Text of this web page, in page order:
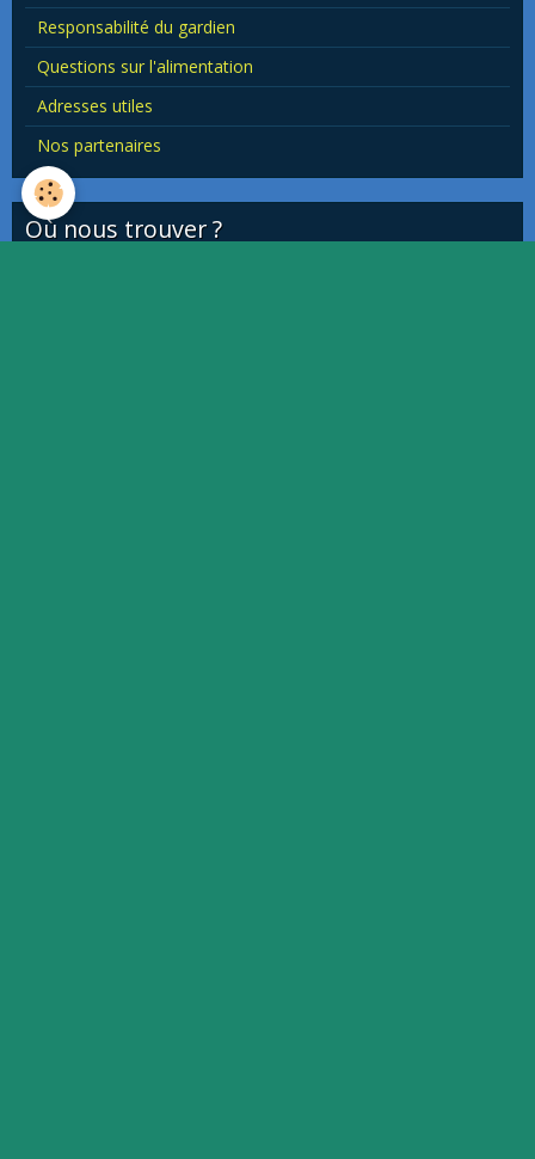
Responsabilité du gardien
Questions sur l'alimentation
Adresses utiles
Nos partenaires
Où nous trouver ?